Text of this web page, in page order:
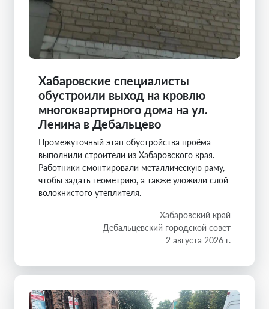
Хабаровские специалисты
обустроили выход на кровлю
многоквартирного дома на ул.
Ленина в Дебальцево
Промежуточный этап обустройства проёма
выполнили строители из Хабаровского края.
Работники смонтировали металлическую раму,
чтобы задать геометрию, а также уложили слой
волокнистого утеплителя.
Хабаровский край
Дебальцевский городской совет
2 августа 2026 г.